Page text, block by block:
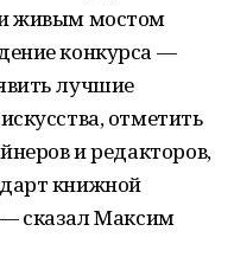
живым мостом
конкурса —
лучшие
отметить
и редакторов,
книжной
сказал Максим